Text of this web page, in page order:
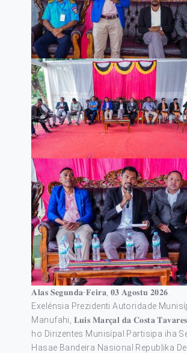
𝐀𝐥𝐚𝐬 𝐒𝐞𝐠𝐮𝐧𝐝𝐚-𝐅𝐞𝐢𝐫𝐚, 𝟎𝟑 𝐀𝐠𝐨𝐬𝐭𝐮 𝟐𝟎𝟐𝟔.
Exelénsia Prezidenti Autoridade
Manufahi, 𝐋𝐮𝐢𝐬 𝐌𝐚𝐫𝐜̧𝐚𝐥 𝐝𝐚 𝐂𝐨𝐬𝐭𝐚
ho Dirizentes Munisípal Partisipa iha
Hasae Bandeira Nasional Republika